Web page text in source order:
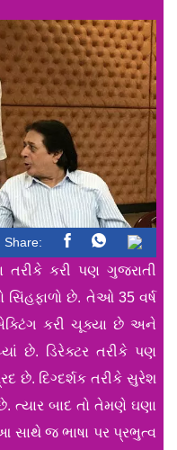
Share:
કરી પણ ગુજરાતી
સિંહફાળો છે. તેઓ 35 વર્ષ
કરી ચૂક્યા છે અને
છે. ડિરેક્ટર તરીકે પણ
છે. દિગ્દર્શક તરીકે સુરેશ
ત્યાર બાદ તો તેમણે ઘણા
સાથે જ ભાષા પર પ્રભુત્વ